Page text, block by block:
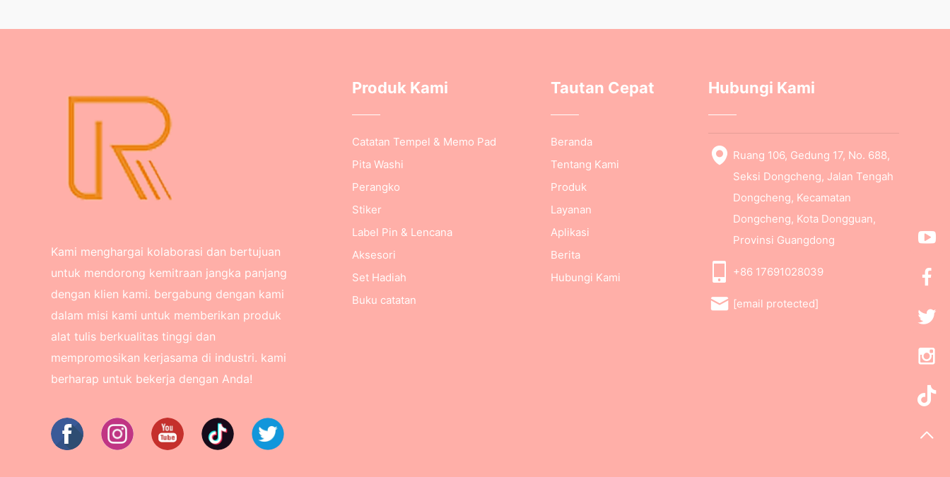
Kami menghargai kolaborasi dan bertujuan
untuk mendorong kemitraan jangka panjang
dengan klien kami. bergabung dengan kami
dalam misi kami untuk memberikan produk
alat tulis berkualitas tinggi dan
mempromosikan kerjasama di industri. kami
berharap untuk bekerja dengan Anda!
Produk Kami
Catatan Tempel & Memo Pad
Pita Washi
Perangko
Stiker
Label Pin & Lencana
Aksesori
Set Hadiah
Buku catatan
Tautan Cepat
Beranda
Tentang Kami
Produk
Layanan
Aplikasi
Berita
Hubungi Kami
Hubungi Kami
Ruang 106, Gedung 17, No. 688,
Seksi Dongcheng, Jalan Tengah
Dongcheng, Kecamatan
Dongcheng, Kota Dongguan,
Provinsi Guangdong
+86 17691028039
[email protected]